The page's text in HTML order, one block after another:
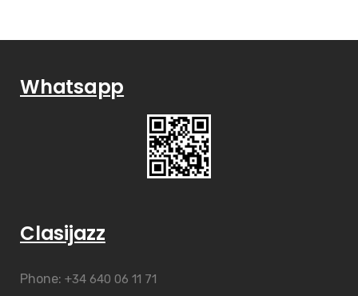
Whatsapp
Clasijazz
Phone: +34 640 06 11 71